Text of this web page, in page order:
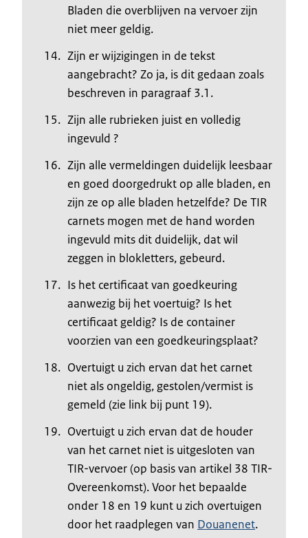
Bladen die overblijven na vervoer zijn
niet meer geldig.
Zijn er wijzigingen in de tekst
aangebracht? Zo ja, is dit gedaan zoals
beschreven in paragraaf 3.1.
Zijn alle rubrieken juist en volledig
ingevuld ?
Zijn alle vermeldingen duidelijk leesbaar
en goed doorgedrukt op alle bladen, en
zijn ze op alle bladen hetzelfde? De TIR
carnets mogen met de hand worden
ingevuld mits dit duidelijk, dat wil
zeggen in blokletters, gebeurd.
Is het certificaat van goedkeuring
aanwezig bij het voertuig? Is het
certificaat geldig? Is de container
voorzien van een goedkeuringsplaat?
Overtuigt u zich ervan dat het carnet
niet als ongeldig, gestolen/vermist is
gemeld (zie link bij punt 19).
Overtuigt u zich ervan dat de houder
van het carnet niet is uitgesloten van
TIR-vervoer (op basis van artikel 38 TIR-
Overeenkomst). Voor het bepaalde
onder 18 en 19 kunt u zich overtuigen
door het raadplegen van Douanenet.